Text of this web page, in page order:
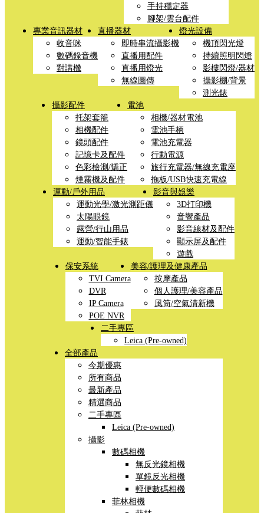
手持穩定器
腳架/雲台配件
專業音訊器材
收音咪
數碼錄音機
對講機
直播器材
即時串流攝影機
直播用配件
直播用燈光
無線圖傳
燈光設備
機頂閃光燈
持續照明閃燈
影樓閃燈/器材
攝影棚/背景
測光錶
攝影配件
托架套籠
相機配件
鏡頭配件
記憶卡及配件
色彩檢測/矯正
煙霧機及配件
電池
相機/器材電池
電池手柄
電池充電器
行動電源
旅行充電器/無線充電座
拖板/USB快速充電線
運動/戶外用品
運動光學/激光測距儀
太陽眼鏡
露營/行山用品
運動/智能手錶
影音與娛樂
3D打印機
音響產品
影音線材及配件
顯示屏及配件
遊戲
保安系統
TVI Camera
DVR
IP Camera
POE NVR
美容/護理及健康產品
按摩產品
個人護理/美容產品
風筒/空氣清新機
二手專區
Leica (Pre-owned)
全部產品
今期優惠
所有商品
最新產品
精選商品
二手專區
Leica (Pre-owned)
攝影
數碼相機
無反光鏡相機
單鏡反光相機
輕便數碼相機
菲林相機